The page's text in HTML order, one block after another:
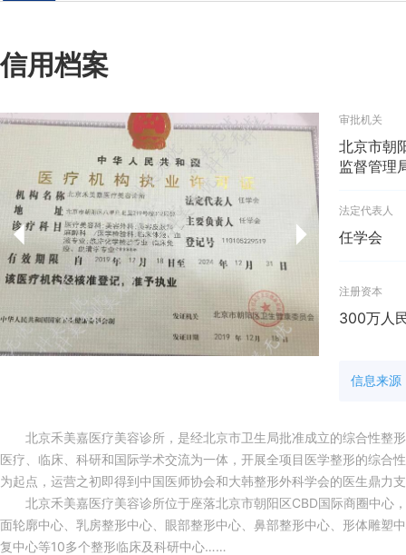
信用档案
审批机关
北京市朝
监督管理
法定代表人
任学会
注册资本
300万人
信息来源
北京禾美嘉医疗美容诊所，是经北京市卫生局批准成立的综合性整
医疗、临床、科研和国际学术交流为一体，开展全项目医学整形的综合
为起点，运营之初即得到中国医师协会和大韩整形外科学会的医生鼎力
北京禾美嘉医疗美容诊所位于座落北京市朝阳区CBD国际商圈中心
面轮廓中心、乳房整形中心、眼部整形中心、鼻部整形中心、形体雕塑
复中心等10多个整形临床及科研中心……